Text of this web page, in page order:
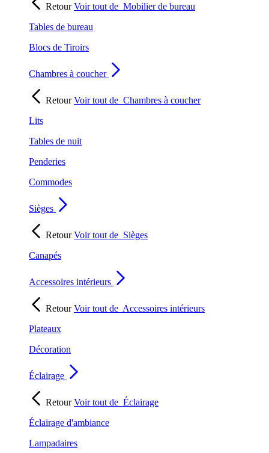
RetourVoir tout de Mobilier de bureau
Tables de bureau
Blocs de Tiroirs
Chambres à coucher
RetourVoir tout de Chambres à coucher
Lits
Tables de nuit
Penderies
Commodes
Sièges
RetourVoir tout de Sièges
Canapés
Accessoires intérieurs
RetourVoir tout de Accessoires intérieurs
Plateaux
Décoration
Éclairage
RetourVoir tout de Éclairage
Éclairage d'ambiance
Lampadaires